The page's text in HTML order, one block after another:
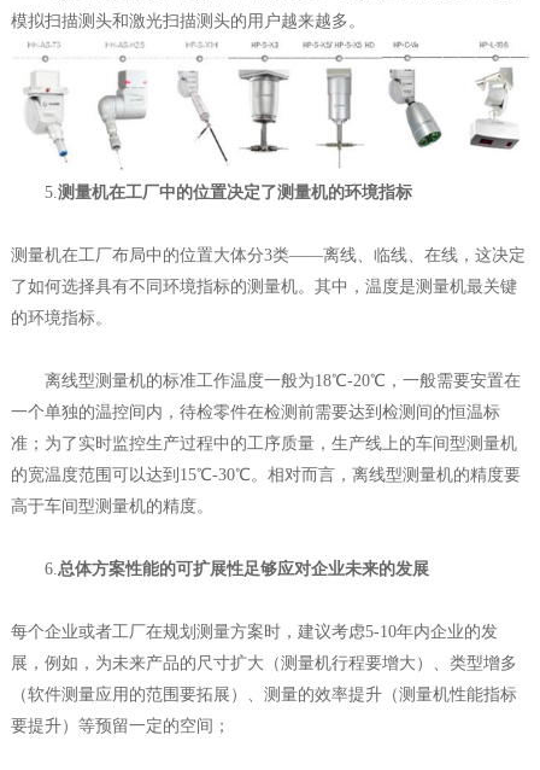
模拟扫描测头和激光扫描测头的用户越来越多。
5. 测量机在工厂中的位置决定了测量机的环境指标
测量机在工厂布局中的位置大体分3类——离线、临线、在线，这决定
了如何选择具有不同环境指标的测量机。其中，温度是测量机最关键
的环境指标。
离线型测量机的标准工作温度一般为18℃-20℃，一般需要安置在
一个单独的温控间内，待检零件在检测前需要达到检测间的恒温标
准；为了实时监控生产过程中的工序质量，生产线上的车间型测量机
的宽温度范围可以达到15℃-30℃。相对而言，离线型测量机的精度要
高于车间型测量机的精度。
6. 总体方案性能的可扩展性足够应对企业未来的发展
每个企业或者工厂在规划测量方案时，建议考虑5-10年内企业的发
展，例如，为未来产品的尺寸扩大（测量机行程要增大）、类型增多
（软件测量应用的范围要拓展）、测量的效率提升（测量机性能指标
要提升）等预留一定的空间；